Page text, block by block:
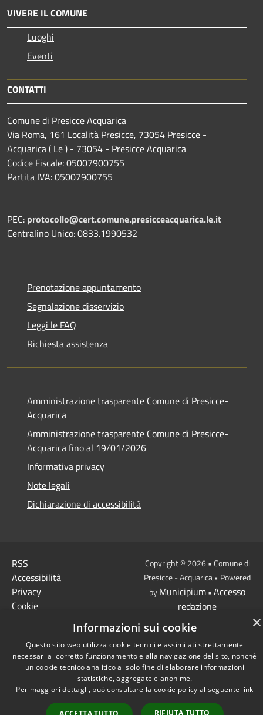
VIVERE IL COMUNE
Luoghi
Eventi
CONTATTI
Comune di Presicce Acquarica
Via Roma, 161 Località Presicce, 73054 Presicce -
Acquarica ( Le ) - 73054 - Presicce Acquarica
Codice Fiscale: 05007900755
Partita IVA: 05007900755
PEC: protocollo@cert.comune.presicceacquarica.le.it
Centralino Unico: 0833.1990532
Prenotazione appuntamento
Segnalazione disservizio
Leggi le FAQ
Richiesta assistenza
Amministrazione trasparente Comune di Presicce-
Acquarica
Amministrazione trasparente Comune di Presicce-
Acquarica fino al 19/01/2026
Informativa privacy
Note legali
Dichiarazione di accessibilità
RSS
Accessibilità
Privacy
Cookie
Copyright © 2026 • Comune di
Presicce - Acquarica • Powered
byMunicipium• Accesso
redazione
×
Informazioni sui cookie
Questo sito web utilizza cookie tecnici e assimilati strettamente
necessari al corretto funzionamento e alla navigazione del sito, nonché
un cookie tecnico analitico al solo fine di elaborare informazioni
statistiche, aggregate e anonime.
Per maggiori dettagli, può consultare la cookie policy al seguente link
RIFIUTA TUTTO